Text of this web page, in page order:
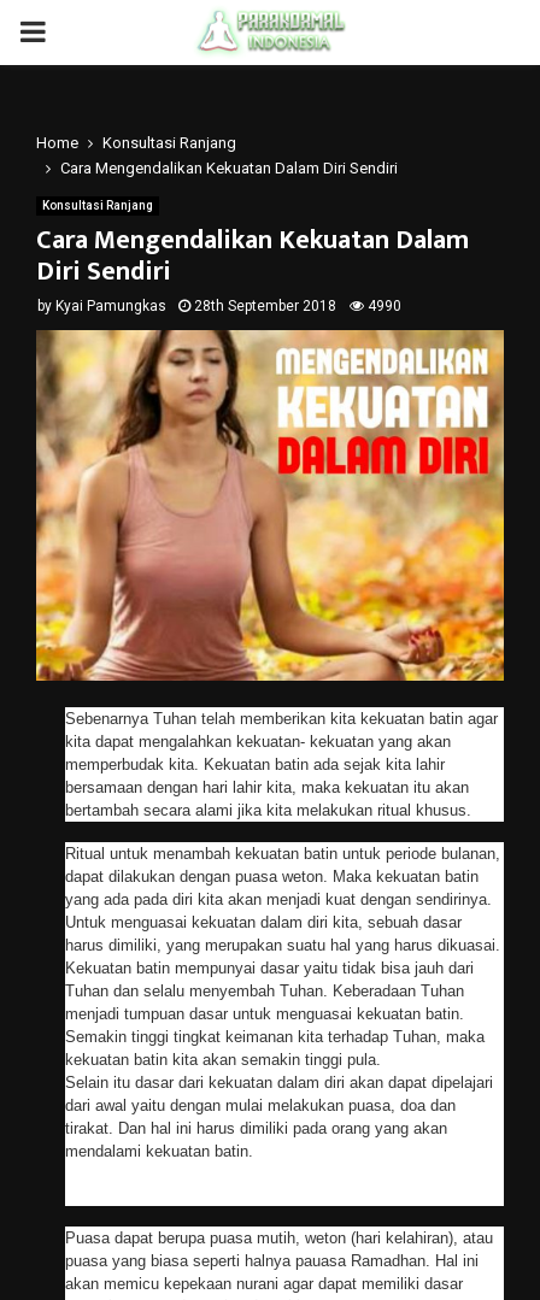
PRIMARY
Home
Konsultasi Ranjang
Cara Mengendalikan Kekuatan Dalam Diri Sendiri
Konsultasi Ranjang
Cara Mengendalikan Kekuatan Dalam
Diri Sendiri
by Kyai Pamungkas 28th September 2018 4990
Sebenarnya Tuhan telah memberikan kita kekuatan batin agar
kita dapat mengalahkan kekuatan- kekuatan yang akan
memperbudak kita. Kekuatan batin ada sejak kita lahir
bersamaan dengan hari lahir kita, maka kekuatan itu akan
bertambah secara alami jika kita melakukan ritual khusus.
Ritual untuk menambah kekuatan batin untuk periode bulanan,
dapat dilakukan dengan puasa weton. Maka kekuatan batin
yang ada pada diri kita akan menjadi kuat dengan sendirinya.
Untuk menguasai kekuatan dalam diri kita, sebuah dasar
harus dimiliki, yang merupakan suatu hal yang harus dikuasai.
Kekuatan batin mempunyai dasar yaitu tidak bisa jauh dari
Tuhan dan selalu menyembah Tuhan. Keberadaan Tuhan
menjadi tumpuan dasar untuk menguasai kekuatan batin.
Semakin tinggi tingkat keimanan kita terhadap Tuhan, maka
kekuatan batin kita akan semakin tinggi pula.
Selain itu dasar dari kekuatan dalam diri akan dapat dipelajari
dari awal yaitu dengan mulai melakukan puasa, doa dan
tirakat. Dan hal ini harus dimiliki pada orang yang akan
mendalami kekuatan batin.
Puasa dapat berupa puasa mutih, weton (hari kelahiran), atau
puasa yang biasa seperti halnya pauasa Ramadhan. Hal ini
akan memicu kepekaan nurani agar dapat memiliki dasar